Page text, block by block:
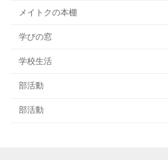
メイトクの本棚
学びの窓
学校生活
部活動
部活動